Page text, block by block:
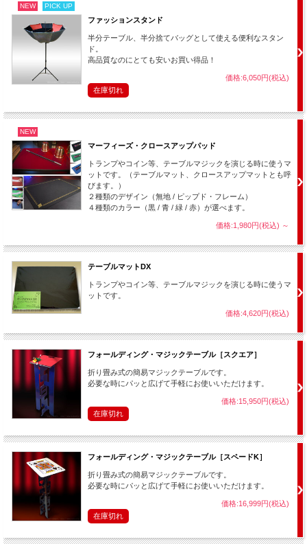
NEW PICK UP
ファッションスタンド
半分テーブル、半分捨てバッグとして使える便利なスタン
ド。
高品質なのにとても安いお買い得品！
価格:6,050円(税込)
在庫切れ
NEW
マーフィーズ・クロースアップパッド
トランプやコイン等、テーブルマジックを演じる時に使うマ
ットです。（テーブルマット、クロースアップマットとも呼
びます。）
２種類のデザイン（無地 / ピップド・フレーム）
４種類のカラー（黒 / 青 / 緑 / 赤）が選べます。
価格:1,980円(税込) ～
テーブルマットDX
トランプやコイン等、テーブルマジックを演じる時に使うマ
ットです。
価格:4,620円(税込)
フォールディング・マジックテーブル［スクエア］
折り畳み式の簡易マジックテーブルです。
必要な時にパッと広げて手軽にお使いいただけます。
価格:15,950円(税込)
在庫切れ
フォールディング・マジックテーブル［スペードK］
折り畳み式の簡易マジックテーブルです。
必要な時にパッと広げて手軽にお使いいただけます。
価格:16,999円(税込)
在庫切れ